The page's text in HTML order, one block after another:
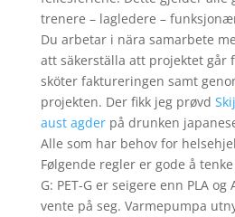
trenere – lagledere –
Du arbetar i nära samarbete
att säkerställa att projektet går
sköter faktureringen samt
projekten. Der fikk jeg prøvd
aust agderpå drunken
Alle som har behov for
Følgende regler er gode å
G: PET-G er seigere enn PLA og
vente på seg. Varmepumpa